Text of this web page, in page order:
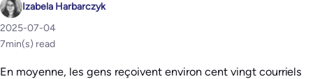
Izabela Harbarczyk
2025-07-04
7min(s) read
En moyenne, les gens reçoivent environ cent vingt courriels